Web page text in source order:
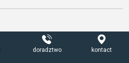
doradztwo kontact